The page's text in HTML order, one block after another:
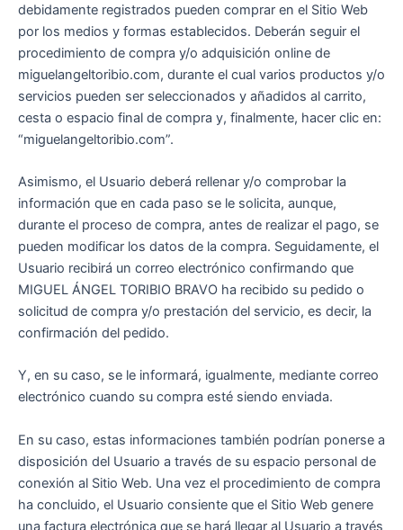
debidamente registrados pueden comprar en el Sitio Web
por los medios y formas establecidos. Deberán seguir el
procedimiento de compra y/o adquisición online de
miguelangeltoribio.com, durante el cual varios productos y/o
servicios pueden ser seleccionados y añadidos al carrito,
cesta o espacio final de compra y, finalmente, hacer clic en:
“miguelangeltoribio.com”.
Asimismo, el Usuario deberá rellenar y/o comprobar la
información que en cada paso se le solicita, aunque,
durante el proceso de compra, antes de realizar el pago, se
pueden modificar los datos de la compra. Seguidamente, el
Usuario recibirá un correo electrónico confirmando que
MIGUEL ÁNGEL TORIBIO BRAVO ha recibido su pedido o
solicitud de compra y/o prestación del servicio, es decir, la
confirmación del pedido.
Y, en su caso, se le informará, igualmente, mediante correo
electrónico cuando su compra esté siendo enviada.
En su caso, estas informaciones también podrían ponerse a
disposición del Usuario a través de su espacio personal de
conexión al Sitio Web. Una vez el procedimiento de compra
ha concluido, el Usuario consiente que el Sitio Web genere
una factura electrónica que se hará llegar al Usuario a través